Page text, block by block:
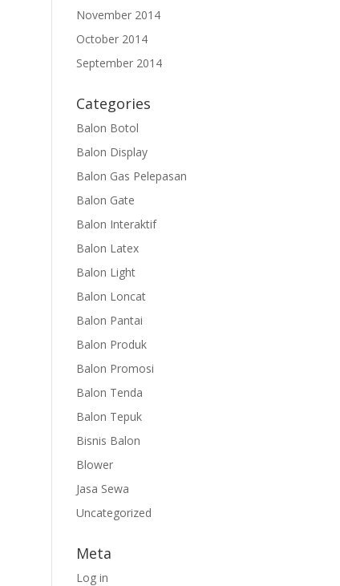
November 2014
October 2014
September 2014
Categories
Balon Botol
Balon Display
Balon Gas Pelepasan
Balon Gate
Balon Interaktif
Balon Latex
Balon Light
Balon Loncat
Balon Pantai
Balon Produk
Balon Promosi
Balon Tenda
Balon Tepuk
Bisnis Balon
Blower
Jasa Sewa
Uncategorized
Meta
Log in